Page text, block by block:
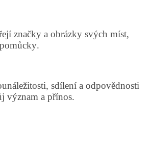
značky a obrázky svých míst,
sdílení a odpovědnosti
význam a přínos.